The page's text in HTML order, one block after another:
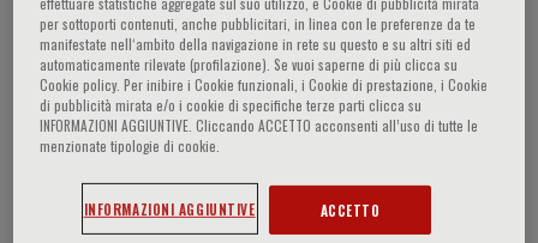
Prof. Ricardo PLANCARTE SÁNCHEZ
Universidad Autonoma de Mexico
Instituto Nacional de Cancerologia
Mexico City, MX
per sottoporti contenuti, anche pubblicitari, in linea con le preferenze da te
manifestate nell‘ambito della navigazione in rete su questo e su altri siti ed
automaticamente rilevate (profilazione). Se vuoi saperne di più clicca su
Cookie policy. Per inibire i Cookie funzionali, i Cookie di prestazione, i Cookie
di pubblicità mirata e/o i cookie di specifiche terze parti clicca su
INFORMAZIONI AGGIUNTIVE. Cliccando ACCETTO acconsenti all’uso di tutte le
menzionate tipologie di cookie.
INFORMAZIONI AGGIUNTIVE ACCETTO